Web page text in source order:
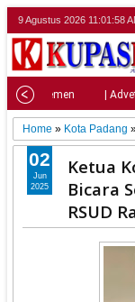
9 Agustus 2026 11:02:00
| Parlemen |
Home » Kota Padang
Ketua
Bicara
RSUD
02
Jun
2025